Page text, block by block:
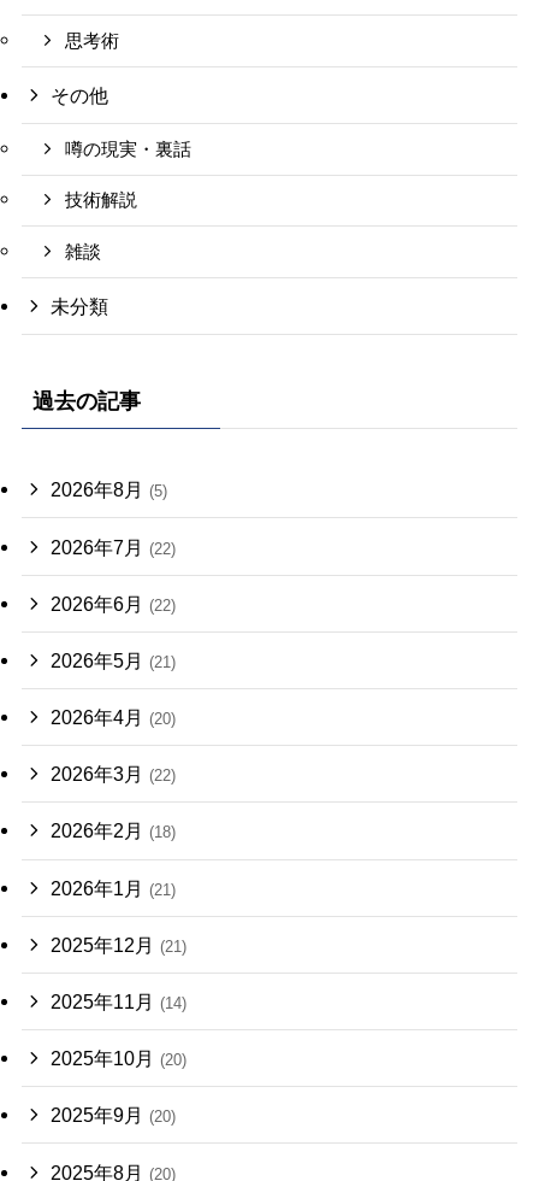
思考術
その他
噂の現実・裏話
技術解説
雑談
未分類
過去の記事
2026年8月 (5)
2026年7月 (22)
2026年6月 (22)
2026年5月 (21)
2026年4月 (20)
2026年3月 (22)
2026年2月 (18)
2026年1月 (21)
2025年12月 (21)
2025年11月 (14)
2025年10月 (20)
2025年9月 (20)
2025年8月 (20)